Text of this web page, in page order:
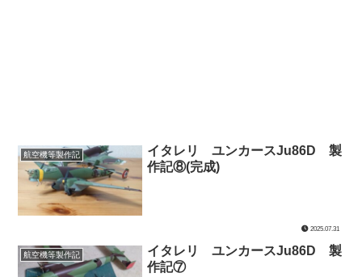
航空機等製作記
イタレリ ユンカースJu86D 製
作記⑧(完成)
2025.07.31
航空機等製作記
イタレリ ユンカースJu86D 製
作記⑦